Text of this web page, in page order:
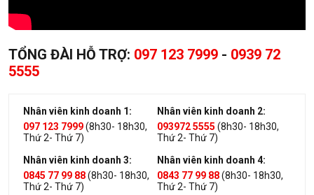
TỔNG ĐÀI HỖ TRỢ: 097 123 7999 - 0939 72
5555
Nhân viên kinh doanh 1:
097 123 7999(8h30- 18h30,
Thứ 2- Thứ 7)
Nhân viên kinh doanh 2:
093972 5555 (8h30- 18h30,
Thứ 2- Thứ 7)
Nhân viên kinh doanh 3:
0845 77 99 88(8h30- 18h30,
Thứ 2- Thứ 7)
Nhân viên kinh doanh 4:
0843 77 99 88(8h30- 18h30,
Thứ 2- Thứ 7)